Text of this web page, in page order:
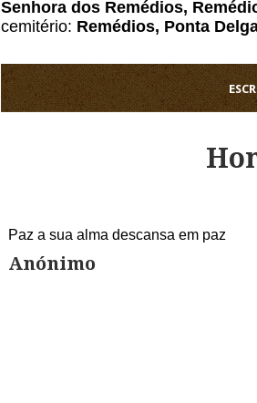
Senhora dos Remédios,
cemitério: Remédios, Ponta
Paz a sua alma descansa em paz
Anónimo